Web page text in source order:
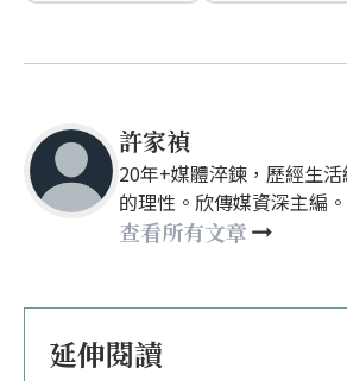
許家禎
20年+媒體淬鍊，歷經生
的理性。欣傳媒資深主編
nellyhsu@xinmedia.com
查看所有文章
延伸閱讀